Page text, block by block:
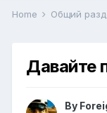
Home Общий
Давайте
By